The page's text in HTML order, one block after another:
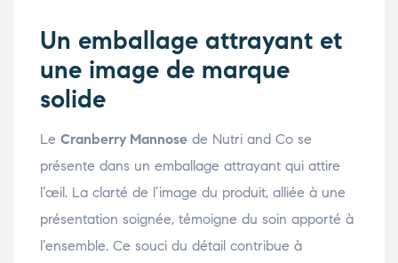
Un emballage attrayant et
une image de marque
solide
Le Cranberry Mannose de Nutri and Co se
présente dans un emballage attrayant qui attire
l’œil. La clarté de l’image du produit, alliée à une
présentation soignée, témoigne du soin apporté à
l’ensemble. Ce souci du détail contribue à